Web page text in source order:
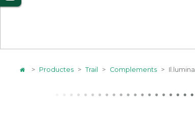
> Productes > Trail > Complements >